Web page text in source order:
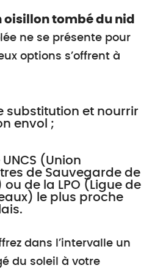
oisillon tombé du nid
ne se présente pour
options s’offrent à
substitution et nourrir
envol ;
(Union
de Sauvegarde de
de la LPO (Ligue de
le plus proche
dans l’intervalle un
du soleil à votre